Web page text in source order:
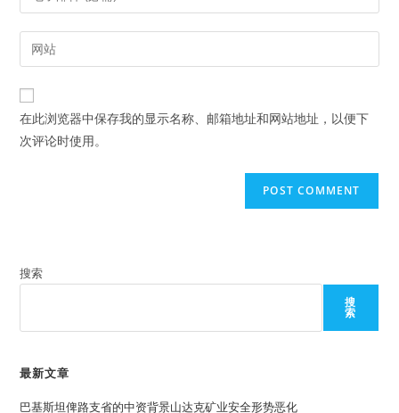
comment
your
email
address
comment
Enter
your
website
URL
(optional)
在此浏览器中保存我的显示名称、邮箱地址和网站地址，以便下
次评论时使用。
搜索
搜
索
最新文章
巴基斯坦俾路支省的中资背景山达克矿业安全形势恶化